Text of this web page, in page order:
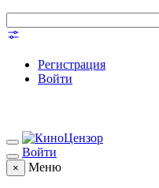
Регистрация
Войти
Войти
× Меню